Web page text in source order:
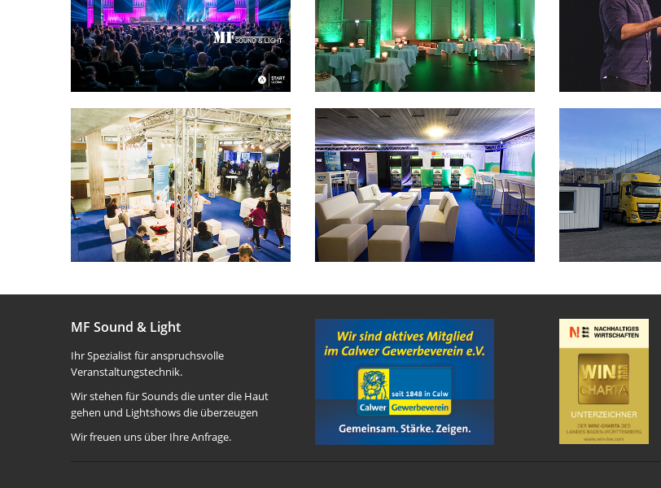
MF Sound & Light
Ihr Spezialist für anspruchsvolle
Veranstaltungstechnik.
Wir stehen für Sounds die unter die Haut
gehen und Lightshows die überzeugen
Wir freuen uns über Ihre Anfrage.